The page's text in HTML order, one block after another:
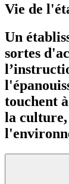
Vie de
Un
sortes
touchent
la culture,